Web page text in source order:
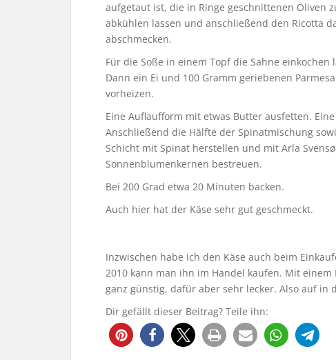
aufgetaut ist, die in Ringe geschnittenen Oliven
abkühlen lassen und anschließend den Ricotta
abschmecken.
Für die Soße in einem Topf die Sahne
Dann ein Ei und 100 Gramm geriebenen
vorheizen.
Eine Auflaufform mit etwas Butter ausfetten.
Anschließend die Hälfte der Spinatmischung
Schicht mit Spinat herstellen und mit Arla Svens
Sonnenblumenkernen bestreuen.
Bei 200 Grad etwa 20 Minuten backen.
Auch hier hat der Käse sehr gut geschmeckt.
Inzwischen habe ich den Käse auch beim
2010 kann man ihn im Handel kaufen. Mit
ganz günstig, dafür aber sehr lecker. Also auf in
Dir gefällt dieser Beitrag? Teile ihn: